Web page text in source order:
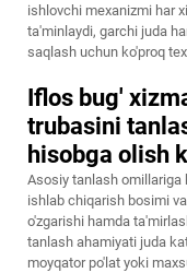
ishlovchi mexanizmi har
ta'minlaydi, garchi juda
saqlash uchun ko'proq
Iflos bug'
trubasini
hisobga olish
Asosiy tanlash omillariga
ishlab chiqarish bosimi
o'zgarishi hamda
tanlash ahamiyati juda
moyqator po'lat yoki